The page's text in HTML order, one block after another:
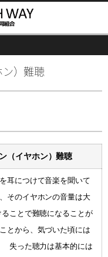
）難聴
（イヤホン）難聴
耳につけて音楽を聞いて
そのイヤホンの音量は大
ことで難聴になることが
とから、気づいた頃には
失った聴力は基本的には